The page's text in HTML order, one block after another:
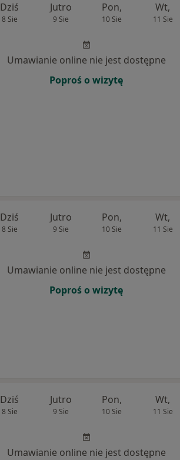
Dziś
8 Sie
Jutro
9 Sie
Pon,
10 Sie
Wt,
11 Sie
Umawianie online nie jest dostępne
Poproś o wizytę
Dziś
8 Sie
Jutro
9 Sie
Pon,
10 Sie
Wt,
11 Sie
Umawianie online nie jest dostępne
Poproś o wizytę
Dziś
8 Sie
Jutro
9 Sie
Pon,
10 Sie
Wt,
11 Sie
Umawianie online nie jest dostępne